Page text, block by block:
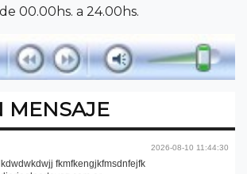
de 00.00hs. a 24.00hs.
MENSAJE